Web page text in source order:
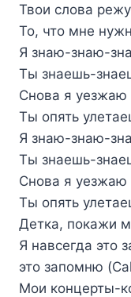
Твои слова
То, что мне
Я знаю-знаю-
Ты знаешь-
Снова я уезжаю
Ты опять
Я знаю-знаю-
Ты знаешь-
Снова я уезжаю
Ты опять
Детка, покажи
Я навсегда это
это запомню
Мои концерты-